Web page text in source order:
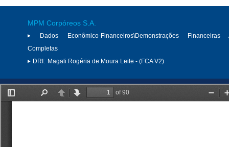
MPM Corpóreos S.A.
Dados Econômico-Financeiros\Demonstrações Financeiras
Completas
DRI: Magali Rogéria de Moura Leite - (FCA V2)